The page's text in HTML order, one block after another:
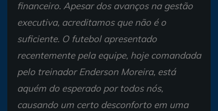
financeiro. Apesar dos avanços na gestão
executiva, acreditamos que não é o
suficiente. O futebol apresentado
recentemente pela equipe, hoje comandada
pelo treinador Enderson Moreira, está
aquém do esperado por todos nós,
causando um certo desconforto em uma